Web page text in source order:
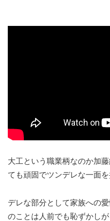
大工という職業柄なのか加
ても頑固でツンデレな一面を
デレな部分として家族への
のことは人前でも恥ずかし